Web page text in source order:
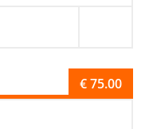
€75.00